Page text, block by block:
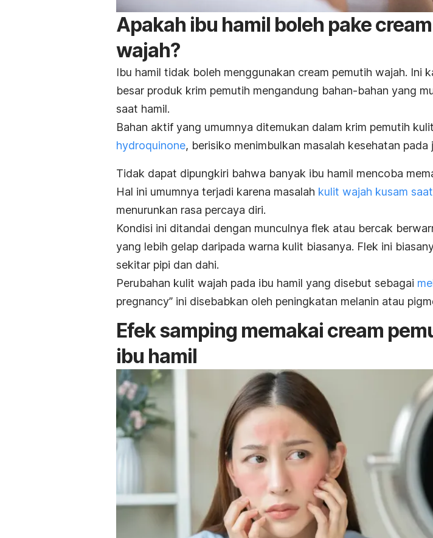
Apakah ibu hamil boleh pakecream
wajah?
Ibu hamil tidak boleh menggunakan cream pemutih wajah. Ini
besar produk krim pemutih mengandung bahan-bahan yang
saat hamil.
Bahan aktif yang umumnya ditemukan dalam krim pemutih
hydroquinone, berisiko menimbulkan masalah kesehatan pada
Tidak dapat dipungkiri bahwa banyak ibu hamil mencoba
Hal ini umumnya terjadi karena masalah kulit wajah kusam
menurunkan rasa percaya diri.
Kondisi ini ditandai dengan munculnya flek atau bercak
yang lebih gelap daripada warna kulit biasanya. Flek ini
sekitar pipi dan dahi.
Perubahan kulit wajah pada ibu hamil yang disebut sebagai
pregnancy” ini disebabkan oleh peningkatan melanin atau
Efek samping memakai cream
ibu hamil